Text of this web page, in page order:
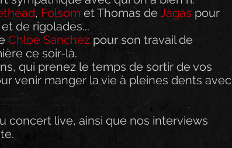
, Folsom et Thomas de Jagas pour
de rigolades...
Chloé Sanchez pour son travail de
ce soir-là.
qui prenez le temps de sortir de vos
venir manger la vie à pleines dents avec
concert live, ainsi que nos interviews